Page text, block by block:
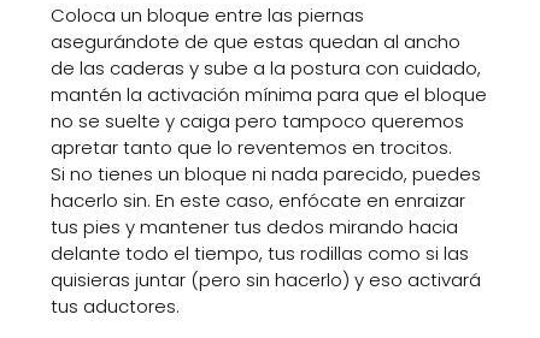
Coloca un bloque entre las piernas
asegurándote de que estas quedan al ancho
de las caderas y sube a la postura con cuidado,
mantén la activación mínima para que el bloque
no se suelte y caiga pero tampoco queremos
apretar tanto que lo reventemos en trocitos.
Si no tienes un bloque ni nada parecido, puedes
hacerlo sin. En este caso, enfócate en enraizar
tus pies y mantener tus dedos mirando hacia
delante todo el tiempo, tus rodillas como si las
quisieras juntar (pero sin hacerlo) y eso activará
tus aductores.